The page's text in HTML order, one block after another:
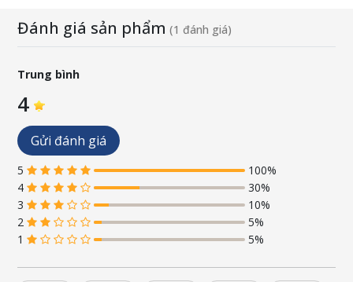
Decylglucoside Crosspolymer, Citric Acid, Potassium Sorbate,
Benzyl Alcohol, Sodium Chloride, Sodium Citrate,
Palmitate, Isopropyl Alcohol, Parfum.
Quy cách: 200ml/ lọ
Đánh giá sản phẩm (1 đánh giá)
Trung bình
4
Gửi đánh giá
5
100%
4
30%
3
10%
2
5%
1
5%